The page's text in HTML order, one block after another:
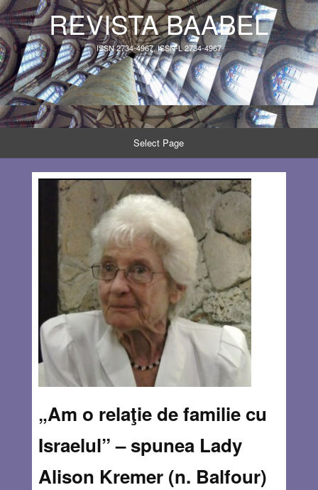
REVISTA BAABEL
ISSN 2734-4967, ISSN-L 2734-4967
Select Page
„Am o relaţie de familie cu
Israelul” – spunea Lady
Alison Kremer (n. Balfour)